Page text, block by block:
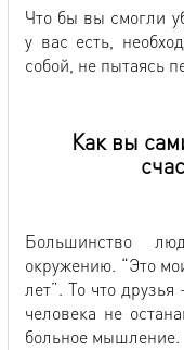
Что бы вы смогли
у вас есть,
собой, не пытаясь
Как вы
Большинство
окружению. “Это
лет”. То что
человека не
больное мышление.